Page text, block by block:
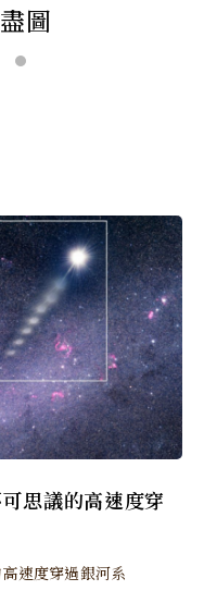
圖
思議的高速度穿
速度穿過銀河系